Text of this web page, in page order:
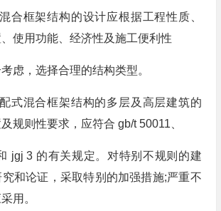
合框架结构的设计应根据工程性质、
、使用功能、经济性及施工便利性
虑，选择合理的结构类型。
式混合框架结构的多层及高层建筑的
规则性要求，应符合 gb/t 50011、
jgj 3 的有关规定。对特别不规则的建
和论证，采取特别的加强措施;严重不
用。